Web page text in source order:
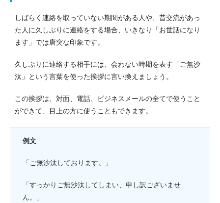
しばらく連絡を取っていない期間がある人や、昔交流があっ
た人に久しぶりに連絡をする場合、いきなり「お世話になり
ます」では唐突な印象です。
久しぶりに連絡する相手には、会わない時期を表す「ご無沙
汰」という言葉を使った挨拶に言い換えましょう。
この挨拶は、対面、電話、ビジネスメールの全てで使うこと
ができて、目上の方に使うこともできます。
例文
「ご無沙汰しております。」
「すっかりご無沙汰してしまい、申し訳ございませ
ん。」